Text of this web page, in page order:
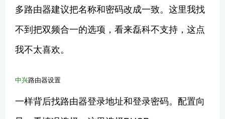
多路由器建议把名称和密码改成一致。这里我找
不到把双频合一的选项，看来磊科不支持，这点
我不太喜欢。
中兴路由器设置
一样背后找路由器登录地址和登录密码。配置向